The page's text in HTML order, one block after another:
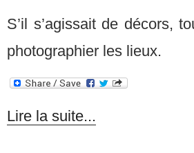
S’il s’agissait de décors,
photographier les lieux.
Lire la suite...